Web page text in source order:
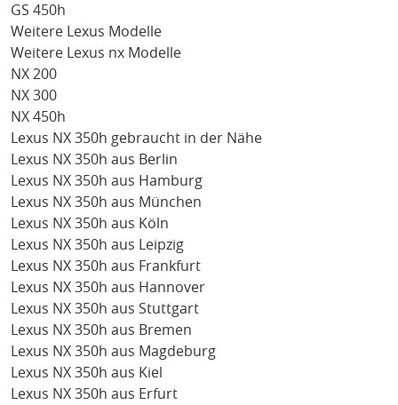
GS 450h
Weitere Lexus Modelle
Weitere Lexus nx Modelle
NX 200
NX 300
NX 450h
Lexus NX 350h gebraucht in der Nähe
Lexus NX 350h aus Berlin
Lexus NX 350h aus Hamburg
Lexus NX 350h aus München
Lexus NX 350h aus Köln
Lexus NX 350h aus Leipzig
Lexus NX 350h aus Frankfurt
Lexus NX 350h aus Hannover
Lexus NX 350h aus Stuttgart
Lexus NX 350h aus Bremen
Lexus NX 350h aus Magdeburg
Lexus NX 350h aus Kiel
Lexus NX 350h aus Erfurt